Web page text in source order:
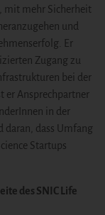
mit mehr Sicherheit
und
Er
Zugang zu
bei der
er Ansprechpartner
in der
daran, dass Umfang
Startups
des SNIC Life